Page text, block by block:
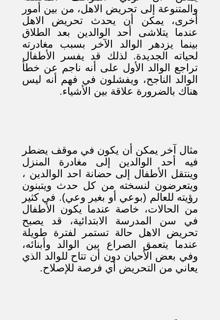
والمتنوعة إلى تحريض الاهل، من بين أمور
أخرى، يمكن أن يحدث تحريض الاهل
عندما يتلاشى أحد الوالدين بعد الطلاق
بينما يزدهر الوالد الآخر بسبب مغادرته
لحياته الجديدة. لذلك قد يفسر الأطفال
تراجع الوالد الأول على أنه ناجم عن خطأ
الوالد الناجح، ويفشلون في فهم أنه ليس
هناك بالضرورة علاقة بين الأشياء.
مثال آخر يمكن أن يكون في موقف يضطر
فيه أحد الوالدين إلى مغادرة المنزل
وينتقل الأطفال إلى حضانة احد الوالدين ،
ويتعرضون لنسخته من كل حدث ويتبنون
رؤيته للعالم (بوعي أو بغير وعي). في كثير
من الحالات، خاصة عندما يكون الأطفال
في سن المدرسة الابتدائية، قد يصبح
تحريض الاهل حالة تستمر لفترة طويلة
عندما يتعمق الصراع بين الوالد وأبنائه،
وفي بعض الأحيان دون أن تتاح للوالد الذي
يعاني من التحريض أي فرصة للإصلاح.